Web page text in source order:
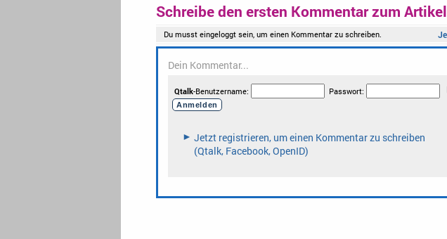
Schreibe den ersten Kommentar zum Artikel